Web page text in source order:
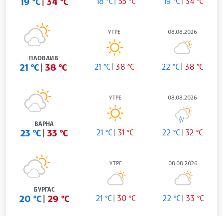
ПЛОВДИВ
21 °C 38 °C
УТРЕ
21 °C 38 °C
08.08.2026
22 °C 38 °C
ВАРНА
23 °C 33 °C
УТРЕ
21 °C 31 °C
08.08.2026
22 °C 32 °C
БУРГАС
20 °C 29 °C
УТРЕ
21 °C 30 °C
08.08.2026
22 °C 33 °C